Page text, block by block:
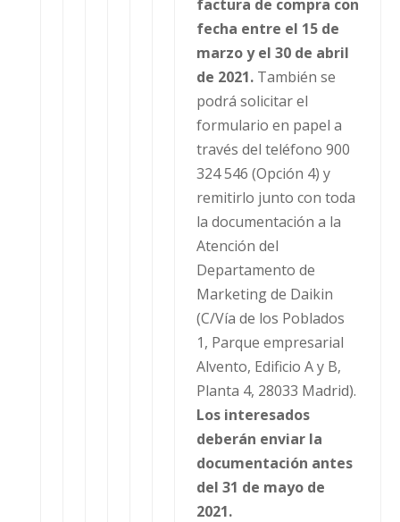
factura de compra con
fecha entre el 15 de
marzo y el 30 de abril
de 2021. También se
podrá solicitar el
formulario en papel a
través del teléfono 900
324 546 (Opción 4) y
remitirlo junto con toda
la documentación a la
Atención del
Departamento de
Marketing de Daikin
(C/Vía de los Poblados
1, Parque empresarial
Alvento, Edificio A y B,
Planta 4, 28033 Madrid).
Los interesados
deberán enviar la
documentación antes
del 31 de mayo de
2021.